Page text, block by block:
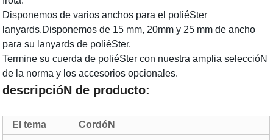
Disponemos de varios anchos para el poliéSter
lanyards.Disponemos de 15 mm, 20mm y 25 mm de ancho
para su lanyards de poliéSter.
Termine su cuerda de poliéSter con nuestra amplia seleccióN
de la norma y los accesorios opcionales.
descripcióN de producto:
El tema CordóN